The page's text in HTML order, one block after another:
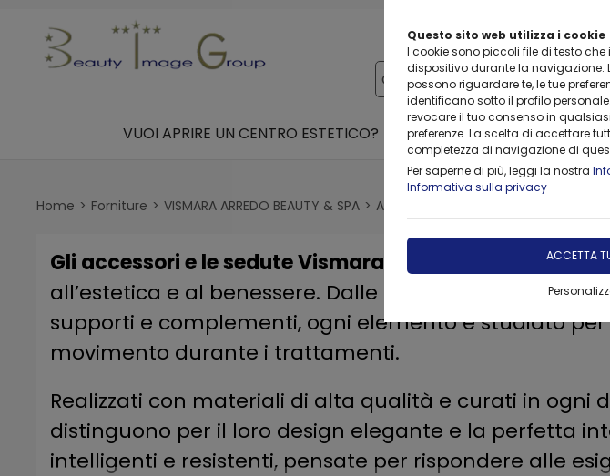
Questo sito web utilizza i cookie
I cookie sono piccoli file di testo
dispositivo durante la navigazione.
possono riguardare te, le tue
identificano sotto il profilo
revocare il tuo consenso in
preferenze. La scelta di accettare
completezza di navigazione di
Per saperne di più, leggi la nostra
Informativa sulla privacy
ACCETTA
VUOI APRIRE UN CENTRO ESTETICO? CONSULTING FORMAZIONE
Home Forniture VISMARA ARREDO BEAUTY & SPA Accessori e Sedute Vismara
Gli accessori e le sedute Vismara completano con
all’estetica e al benessere. Dalle sedute
supporti e complementi, ogni elemento è studiato
movimento durante i trattamenti.
Realizzati con materiali di alta qualità e curati in ogni
distinguono per il loro design elegante e la perfetta
intelligenti e resistenti, pensate per rispondere alle